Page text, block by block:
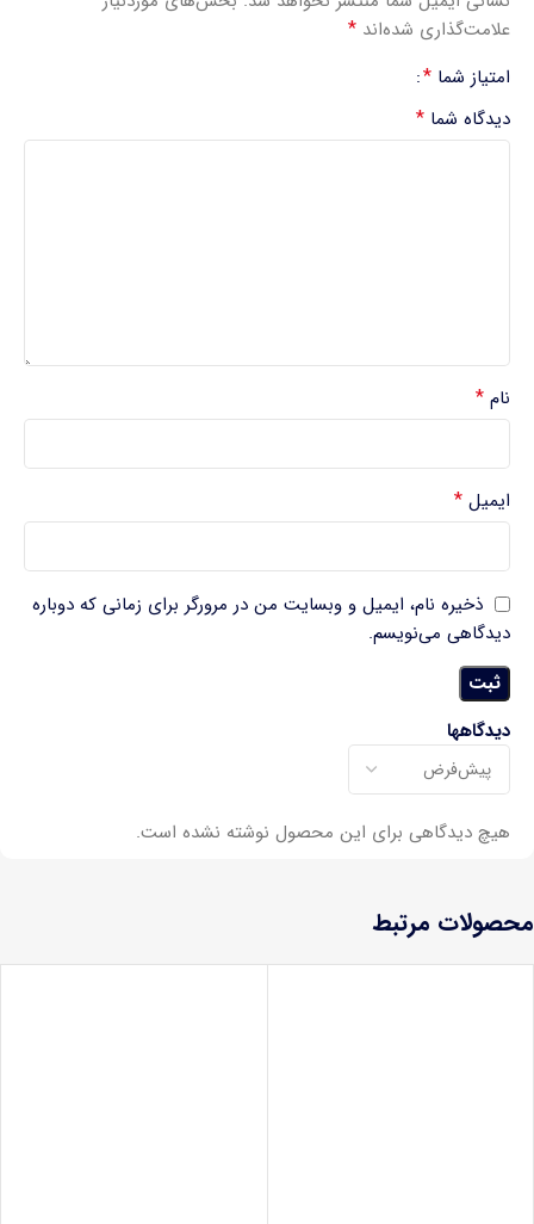
دیدگاهها
هیچ دیدگاهی برای این محصول نوشته نشده است.
علامت‌گذاری شده‌اند *
امتیاز شما *
دیدگاه شما *
نام *
ایمیل *
ذخیره نام، ایمیل و وبسایت من در مرورگر برای زمانی که دوباره
دیدگاهی می‌نویسم.
محصولات مرتبط